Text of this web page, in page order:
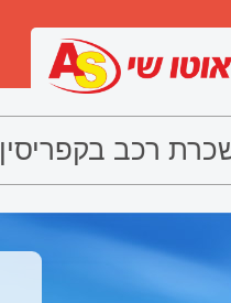
רכב בקפריסין